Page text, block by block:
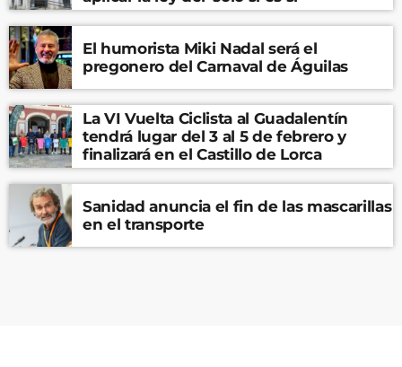
El humorista Miki Nadal será el
pregonero del Carnaval de Águilas
La VI Vuelta Ciclista al Guadalentín
tendrá lugar del 3 al 5 de febrero y
finalizará en el Castillo de Lorca
Sanidad anuncia el fin de las mascarillas
en el transporte